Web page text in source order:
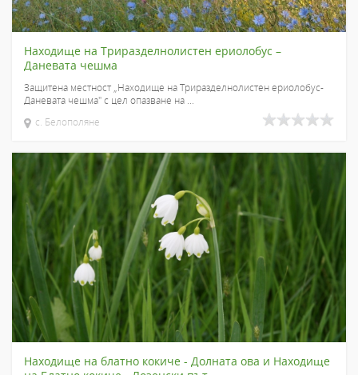
Находище на Триразделнолистен ериолобус –
Даневата чешма
Защитена местност „Находище на Триразделнолистен ериолобус-
Даневата чешма" с цел опазване на ...
с. Белополяне
Находище на блатно кокиче - Долната ова и Находище